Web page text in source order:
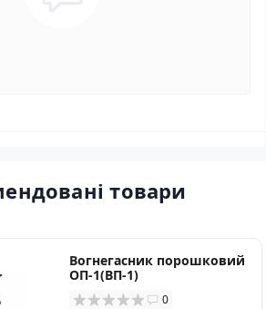
товари
Вогнегасник порошковий
ОП-1(ВП-1)
0